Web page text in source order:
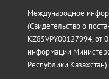
Международное
(Свидетельство о
KZ85VPY00127994, от
информации
Республики Казахстан).